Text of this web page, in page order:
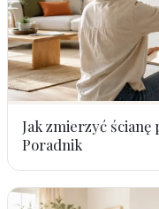
Jak zmierzyć
Poradnik